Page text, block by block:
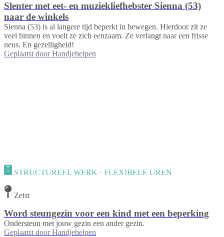
Slenter met eet- en muziekliefhebster Sienna (53)
naar de winkels
Sienna (53) is al langere tijd beperkt in bewegen. Hierdoor zit ze
veel binnen en voelt ze zich eenzaam. Ze verlangt naar een frisse
neus. En gezelligheid!
Geplaatst door Handjehelpen
STRUCTUREEL WERK · FLEXIBELE UREN
Zeist
Word steungezin voor een kind met een beperking
Ondersteun met jouw gezin een ander gezin.
Geplaatst door Handjehelpen